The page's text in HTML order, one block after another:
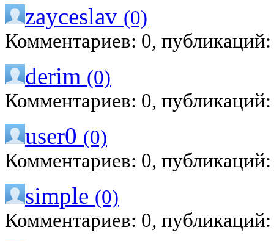
zayceslav (0)
Комментариев: 0,
derim (0)
Комментариев: 0,
user0 (0)
Комментариев: 0,
simple (0)
Комментариев: 0,